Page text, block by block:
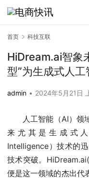
首页 科技互联
HiDream.ai智象
型”为生成式人
admin • 2024年5月21日
人工智能（AI）领
来尤其是生成式人
Intelligence）技术的
技术突破。
便是这一领域的杰出代